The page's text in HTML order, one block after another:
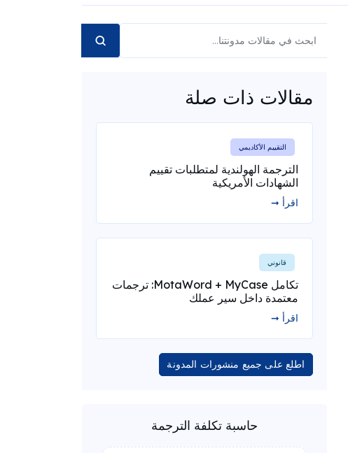
مقالات ذات صلة
التقييم الأكاديمي
الترجمة الهولندية لمتطلبات تقييم
الشهادات الأمريكية
اقرأ ➞
قانوني
تكامل MotaWord + MyCase: ترجمات
معتمدة داخل سير عملك
اقرأ ➞
اطلع على جميع منشورات المدونة
حاسبة تكلفة الترجمة